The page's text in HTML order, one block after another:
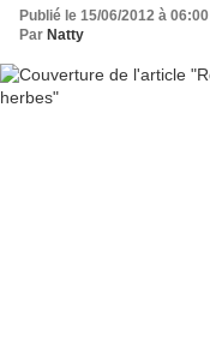
Publié le 15/06/2012 à 06:00
Par Natty